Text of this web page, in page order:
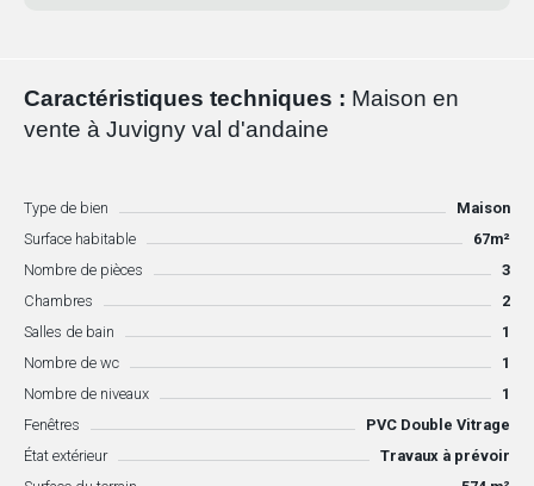
Caractéristiques techniques : Maison en
vente à Juvigny val d'andaine
Type de bien
Maison
Surface habitable
67m²
Nombre de pièces
3
Chambres
2
Salles de bain
1
Nombre de wc
1
Nombre de niveaux
1
Fenêtres
PVC Double Vitrage
État extérieur
Travaux à prévoir